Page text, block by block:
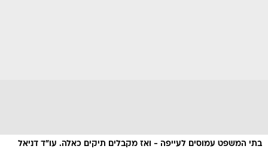
בתי המשפט עמוסים לעייפה - ואז מקבלים תיקים כאלה. עו"ד דניאל